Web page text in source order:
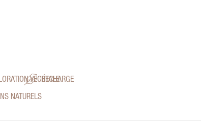
VÉGÉTALE
RECHARGE
NATURELS